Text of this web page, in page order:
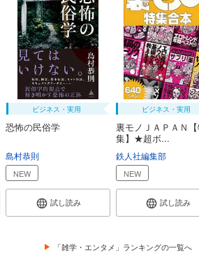
ビジネス・実用
恐怖の民俗学
島村恭則
NEW
試し読み
ビジネス・実用
裏モノＪＡＰＡＮ
集】★超ボ...
鉄人社編集部
NEW
試し読み
「雑学・エンタメ」ランキングの一覧へ